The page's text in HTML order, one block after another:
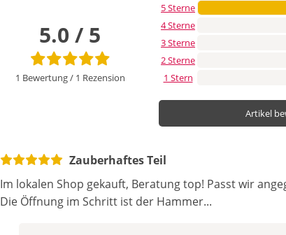
5.0 / 5
1 Bewertung/ 1 Rezension
5 Sterne
4 Sterne
3 Sterne
2 Sterne
1 Stern
Artikel
Zauberhaftes Teil
Im lokalen Shop gekauft, Beratung top! Passt wir
Die Öffnung im Schritt ist der Hammer...